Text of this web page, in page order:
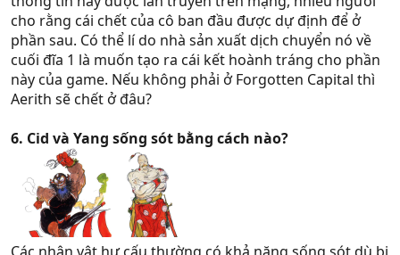
cho rằng cái chết của cô ban đầu được dự định để ở
phần sau. Có thể lí do nhà sản xuất dịch chuyển nó về
cuối đĩa 1 là muốn tạo ra cái kết hoành tráng cho phần
này của game. Nếu không phải ở Forgotten Capital thì
Aerith sẽ chết ở đâu?
6. Cid và Yang sống sót bằng cách nào?